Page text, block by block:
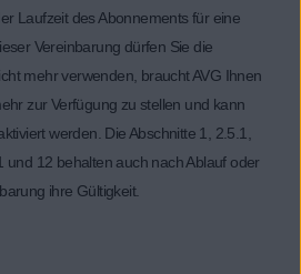
Laufzeit des Abonnements für eine
Vereinbarung dürfen Sie die
mehr verwenden, braucht AVG Ihnen
zur Verfügung zu stellen und kann
werden. Die Abschnitte 1, 2.5.1,
und 12 behalten auch nach Ablauf oder
ihre Gültigkeit.